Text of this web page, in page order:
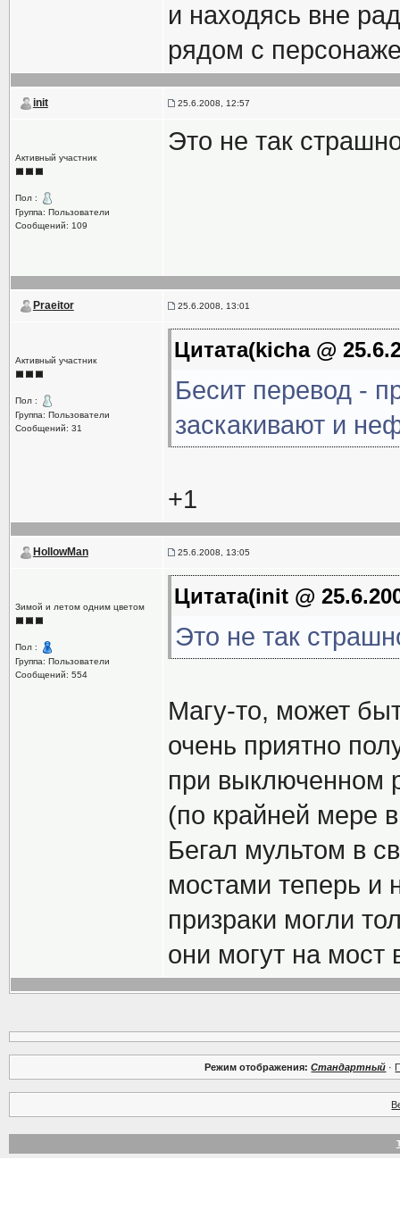
и находясь вне
рядом с
init 25.6.2008, 12:57
Активный участник
Пол :
Группа: Пользователи
Сообщений: 109
Это не так
Praeitor 25.6.2008, 13:01
Активный участник
Пол :
Группа: Пользователи
Сообщений: 31
Цитата(kicha @
Бесит перевод -
заскакивают и
+1
HollowMan 25.6.2008, 13:05
Зимой и летом одним цветом
Пол :
Группа: Пользователи
Сообщений: 554
Цитата(init @
Это не так
Магу-то, может
очень приятно
при выключенном
(по крайней мере
Бегал мультом в
мостами теперь и
призраки могли
они могут на мост
Режим отображения: Стандартный ·